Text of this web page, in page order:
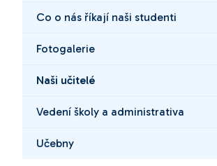
Co o nás říkají naši studenti
Fotogalerie
Naši učitelé
Vedení školy a administrativa
Učebny